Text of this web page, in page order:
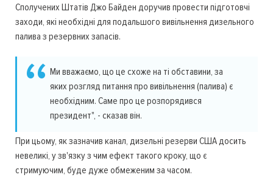
Сполучених Штатів Джо Байден доручив провести підготовчі
заходи, які необхідні для подальшого вивільнення дизельного
палива з резервних запасів.
Ми вважаємо, що це схоже на ті обставини, за
яких розгляд питання про вивільнення (палива) є
необхідним. Саме про це розпорядився
президент", - сказав він.
При цьому, як зазначив канал, дизельні резерви США досить
невеликі, у зв'язку з чим ефект такого кроку, що є
стримуючим, буде дуже обмеженим за часом.